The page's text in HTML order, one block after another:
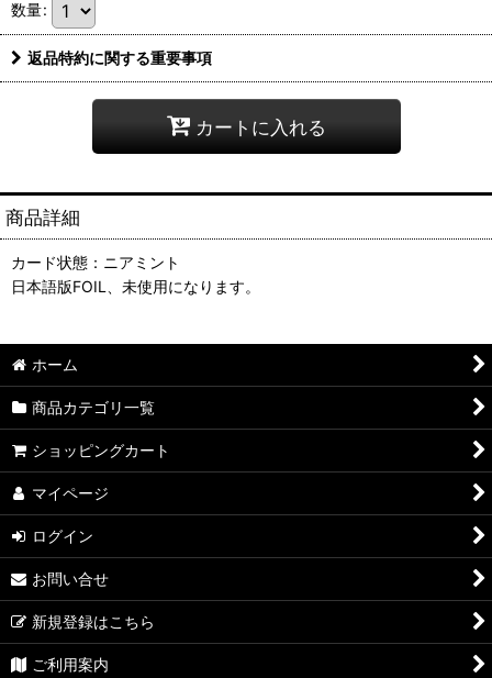
数量:
返品特約に関する重要事項
カートに入れる
商品詳細
カード状態：ニアミント
日本語版FOIL、未使用になります。
ホーム
商品カテゴリ一覧
ショッピングカート
マイページ
ログイン
お問い合せ
新規登録はこちら
ご利用案内